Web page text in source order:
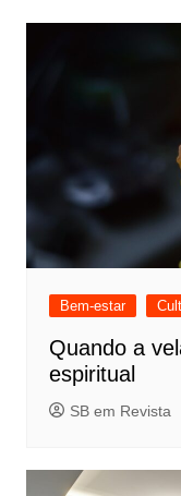
Bem-estar
Quando a
espiritual
SB em Revista